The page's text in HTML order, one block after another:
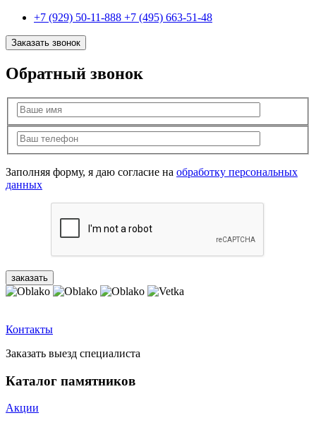
+7 (929) 50-11-888 +7 (495) 663-51-48
Заказать звонок
Обратный звонок
Заполняя форму, я даю согласие на обработку персональных
данных
Контакты
Заказать выезд специалиста
Каталог памятников
Акции